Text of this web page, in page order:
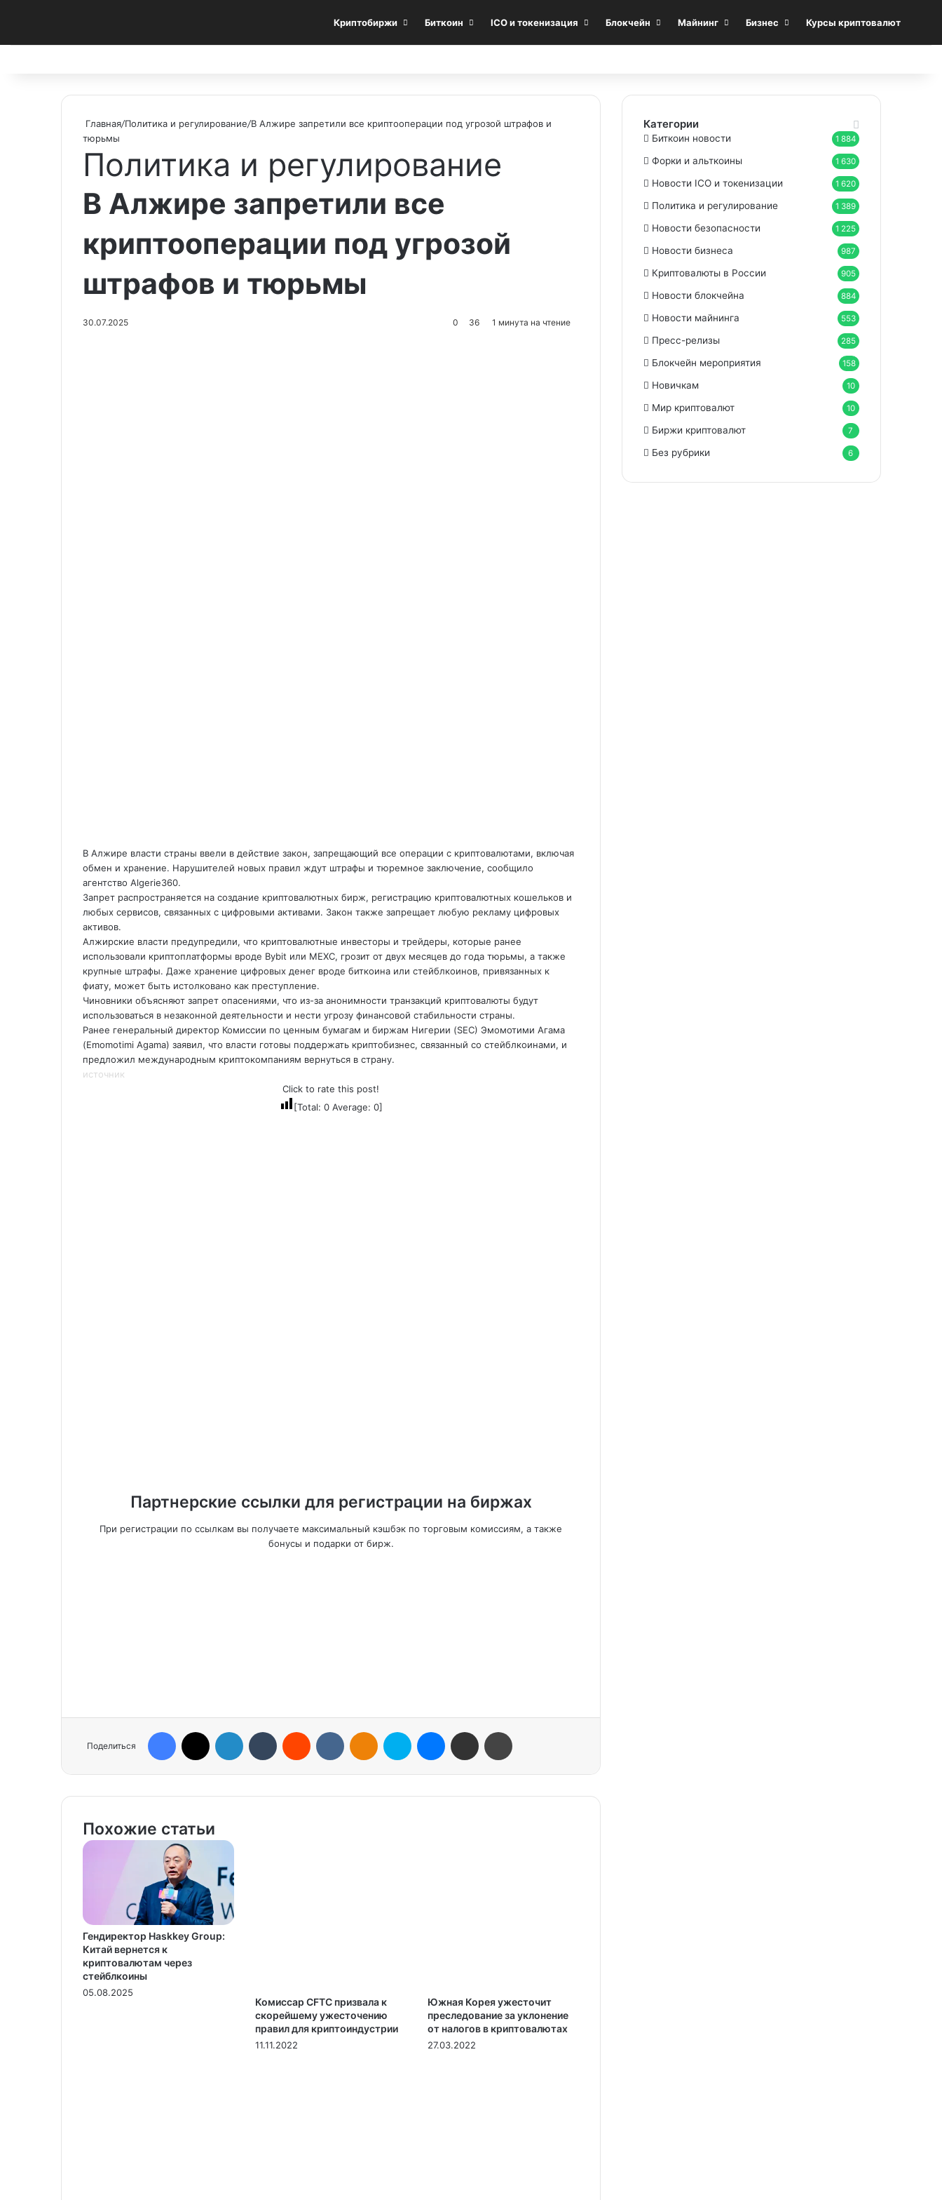
Криптобиржи Биткоин ICO и токенизация Блокчейн Майнинг Бизнес Курсы криптовалют
Главная/Политика и регулирование/В Алжире запретили все криптооперации под угрозой штрафов и
тюрьмы
Политика и регулирование
В Алжире запретили все
криптооперации под угрозой
штрафов и тюрьмы
30.07.2025 0 36 1 минута на чтение
В Алжире власти страны ввели в действие закон, запрещающий все операции с криптовалютами, включая
обмен и хранение. Нарушителей новых правил ждут штрафы и тюремное заключение, сообщило
агентство Algerie360.
Запрет распространяется на создание криптовалютных бирж, регистрацию криптовалютных кошельков и
любых сервисов, связанных с цифровыми активами. Закон также запрещает любую рекламу цифровых
активов.
Алжирские власти предупредили, что криптовалютные инвесторы и трейдеры, которые ранее
использовали криптоплатформы вроде Bybit или MEXC, грозит от двух месяцев до года тюрьмы, а также
крупные штрафы. Даже хранение цифровых денег вроде биткоина или стейблкоинов, привязанных к
фиату, может быть истолковано как преступление.
Чиновники объясняют запрет опасениями, что из-за анонимности транзакций криптовалюты будут
использоваться в незаконной деятельности и нести угрозу финансовой стабильности страны.
Ранее генеральный директор Комиссии по ценным бумагам и биржам Нигерии (SEC) Эмомотими Агама
(Emomotimi Agama) заявил, что власти готовы поддержать криптобизнес, связанный со стейблкоинами, и
предложил международным криптокомпаниям вернуться в страну.
источник
Click to rate this post!
[Total: 0Average: 0]
Партнерские ссылки для регистрации на биржах
При регистрации по ссылкам вы получаете максимальный кэшбэк по торговым комиссиям, а также
бонусы и подарки от бирж.
Поделиться
Похожие статьи
Гендиректор Haskkey Group:
Китай вернется к
криптовалютам через
стейблкоины
05.08.2025
Комиссар CFTC призвала к
скорейшему ужесточению
правил для криптоиндустрии
11.11.2022
Южная Корея ужесточит
преследование за уклонение
от налогов в криптовалютах
27.03.2022
Категории
Биткоин новости 1 884
Форки и альткоины 1 630
Новости ICO и токенизации 1 620
Политика и регулирование 1 389
Новости безопасности 1 225
Новости бизнеса 987
Криптовалюты в России 905
Новости блокчейна 884
Новости майнинга 553
Пресс-релизы 285
Блокчейн мероприятия 158
Новичкам 10
Мир криптовалют 10
Биржи криптовалют 7
Без рубрики 6